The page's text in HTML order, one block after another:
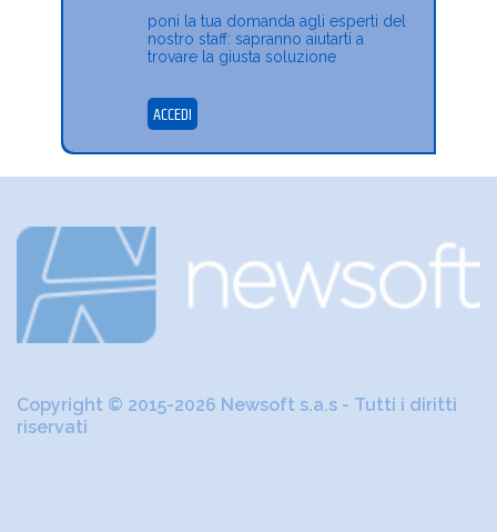
poni la tua domanda agli esperti del
nostro staff: sapranno aiutarti a
trovare la giusta soluzione
ACCEDI
Copyright © 2015-2026 Newsoft s.a.s - Tutti i diritti
riservati